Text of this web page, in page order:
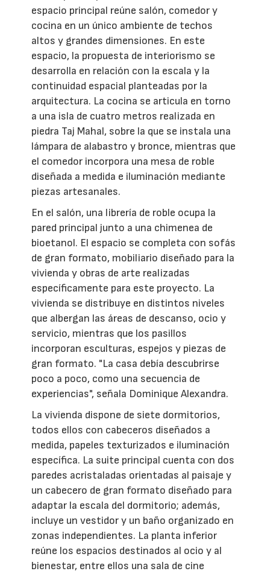
espacio principal reúne salón, comedor y
cocina en un único ambiente de techos
altos y grandes dimensiones. En este
espacio, la propuesta de interiorismo se
desarrolla en relación con la escala y la
continuidad espacial planteadas por la
arquitectura. La cocina se articula en torno
a una isla de cuatro metros realizada en
piedra Taj Mahal, sobre la que se instala una
lámpara de alabastro y bronce, mientras que
el comedor incorpora una mesa de roble
diseñada a medida e iluminación mediante
piezas artesanales.
En el salón, una librería de roble ocupa la
pared principal junto a una chimenea de
bioetanol. El espacio se completa con sofás
de gran formato, mobiliario diseñado para la
vivienda y obras de arte realizadas
específicamente para este proyecto. La
vivienda se distribuye en distintos niveles
que albergan las áreas de descanso, ocio y
servicio, mientras que los pasillos
incorporan esculturas, espejos y piezas de
gran formato. "La casa debía descubrirse
poco a poco, como una secuencia de
experiencias", señala Dominique Alexandra.
La vivienda dispone de siete dormitorios,
todos ellos con cabeceros diseñados a
medida, papeles texturizados e iluminación
específica. La suite principal cuenta con dos
paredes acristaladas orientadas al paisaje y
un cabecero de gran formato diseñado para
adaptar la escala del dormitorio; además,
incluye un vestidor y un baño organizado en
zonas independientes. La planta inferior
reúne los espacios destinados al ocio y al
bienestar, entre ellos una sala de cine